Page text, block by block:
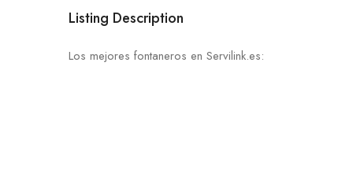
Listing Description
Los mejores fontaneros en Servilink.es: